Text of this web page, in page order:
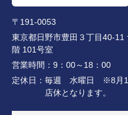
〒191-0053
東京都日野市豊田３丁目40-11
階 101号室
営業時間： 9：00～18：00
定休日： 毎週 水曜日 ※8月11
店休となります。